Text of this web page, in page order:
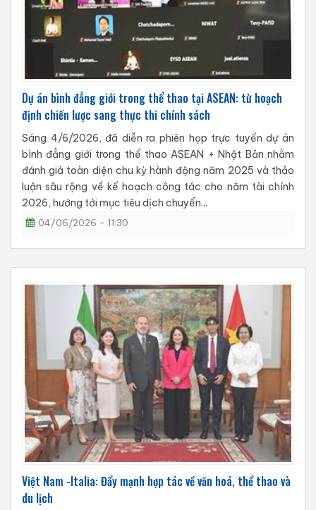
Dự án bình đẳng giới trong thể thao tại ASEAN: từ hoạch
định chiến lược sang thực thi chính sách
Sáng 4/6/2026, đã diễn ra phiên họp trực tuyến dự án
bình đẳng giới trong thể thao ASEAN + Nhật Bản nhằm
đánh giá toàn diện chu kỳ hành động năm 2025 và thảo
luận sâu rộng về kế hoạch công tác cho năm tài chính
2026, hướng tới mục tiêu dịch chuyển...
04/06/2026 - 11:30
Việt Nam -Italia: Đẩy mạnh hợp tác về văn hoá, thể thao và
du lịch